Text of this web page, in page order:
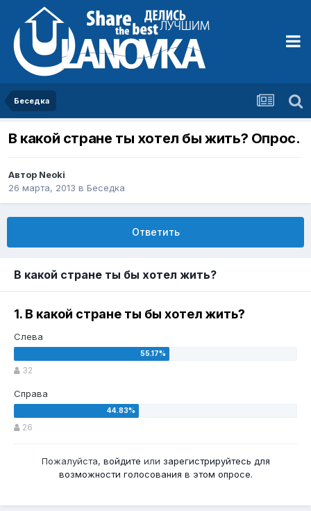
Беседка
В какой стране ты хотел бы жить? Опрос.
Автор Neoki
26 марта, 2013 в Беседка
Ответить
В какой стране ты бы хотел жить?
1. В какой стране ты бы хотел жить?
Слева
32
Справа
26
Пожалуйста, войдите или зарегистрируйтесь для
возможности голосования в этом опросе.